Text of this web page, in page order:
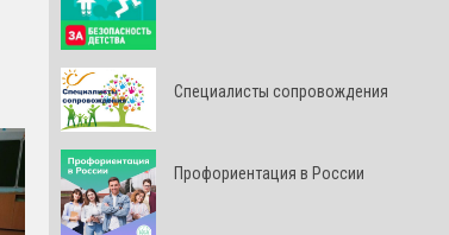
Специалисты сопровождения
Профориентация в России